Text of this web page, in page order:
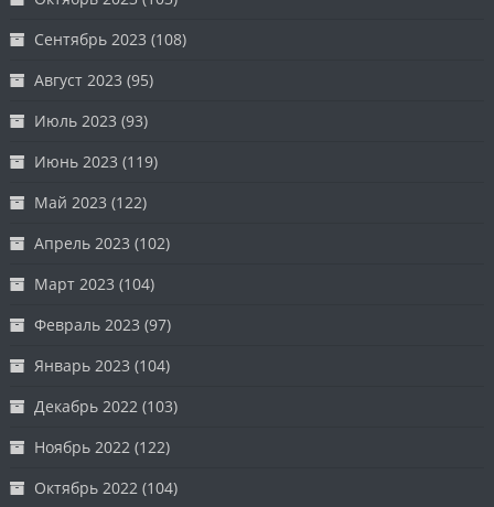
Сентябрь 2023 (108)
Август 2023 (95)
Июль 2023 (93)
Июнь 2023 (119)
Май 2023 (122)
Апрель 2023 (102)
Март 2023 (104)
Февраль 2023 (97)
Январь 2023 (104)
Декабрь 2022 (103)
Ноябрь 2022 (122)
Октябрь 2022 (104)